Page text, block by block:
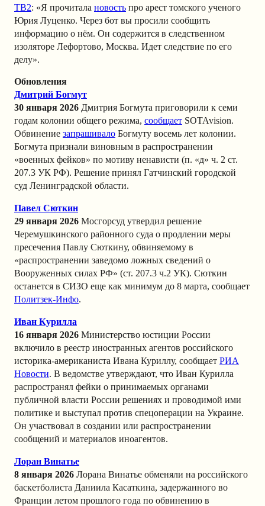
TВ2: «Я прочитала новость про арест томского ученого
Юрия Луценко. Через бот вы просили сообщить
информацию о нём. Он содержится в следственном
изоляторе Лефортово, Москва. Идет следствие по его
делу».
Обновления
Дмитрий Богмут
30 января 2026 Дмитрия Богмута приговорили к семи
годам колонии общего режима, сообщает SOTAvision.
Обвинение запрашивало Богмуту восемь лет колонии.
Богмута признали виновным в распространении
«военных фейков» по мотиву ненависти (п. «д» ч. 2 ст.
207.3 УК РФ). Решение принял Гатчинский городской
суд Ленинградской области.
Павел Сюткин
29 января 2026 Мосгорсуд утвердил решение
Черемушкинского районного суда о продлении меры
пресечения Павлу Сюткину, обвиняемому в
«распространении заведомо ложных сведений о
Вооруженных силах РФ» (ст. 207.3 ч.2 УК). Сюткин
останется в СИЗО еще как минимум до 8 марта, сообщает
Политзек-Инфо.
Иван Курилла
16 января 2026 Министерство юстиции России
включило в реестр иностранных агентов российского
историка-американиста Ивана Куриллу, сообщает РИА
Новости. В ведомстве утверждают, что Иван Курилла
распространял фейки о принимаемых органами
публичной власти России решениях и проводимой ими
политике и выступал против спецоперации на Украине.
Он участвовал в создании или распространении
сообщений и материалов иноагентов.
Лоран Винатье
8 января 2026 Лорана Винатье обменяли на российского
баскетболиста Даниила Касаткина, задержанного во
Франции летом прошлого года по обвинению в